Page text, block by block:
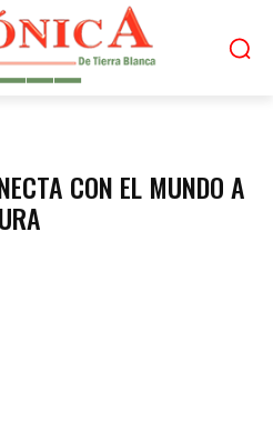
CON EL MUNDO A